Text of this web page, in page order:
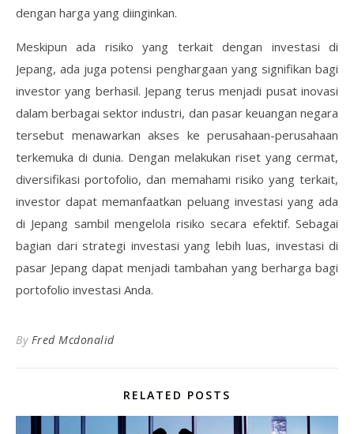
dengan harga yang diinginkan.
Meskipun ada risiko yang terkait dengan investasi di
Jepang, ada juga potensi penghargaan yang signifikan bagi
investor yang berhasil. Jepang terus menjadi pusat inovasi
dalam berbagai sektor industri, dan pasar keuangan negara
tersebut menawarkan akses ke perusahaan-perusahaan
terkemuka di dunia. Dengan melakukan riset yang cermat,
diversifikasi portofolio, dan memahami risiko yang terkait,
investor dapat memanfaatkan peluang investasi yang ada
di Jepang sambil mengelola risiko secara efektif. Sebagai
bagian dari strategi investasi yang lebih luas, investasi di
pasar Jepang dapat menjadi tambahan yang berharga bagi
portofolio investasi Anda.
By Fred Mcdonalid
RELATED POSTS